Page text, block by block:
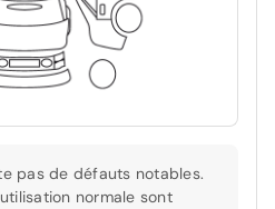
pas de défauts notables.
normale sont